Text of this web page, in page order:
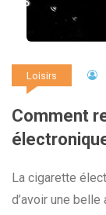
Loisirs
Comment
La cigarette
d’avoir une